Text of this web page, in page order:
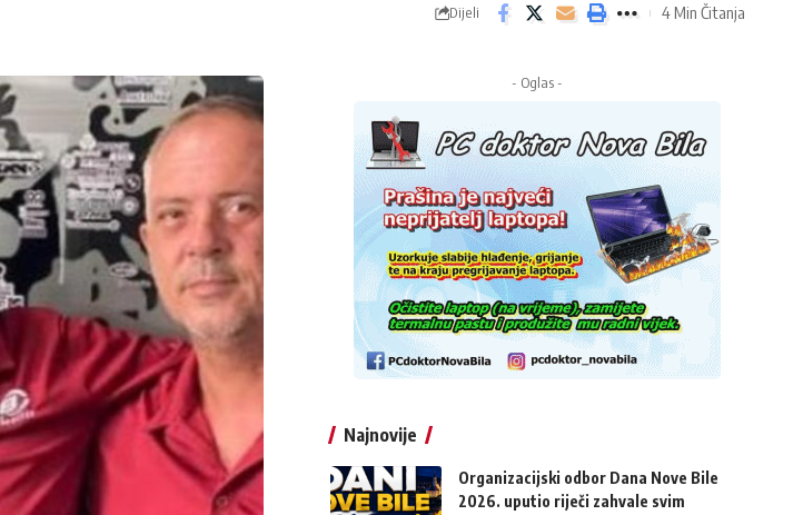
Dijeli 4 Min Čitanja
- Oglas -
Najnovije
Organizacijski odbor Dana Nove Bile
2026. uputio riječi zahvale svim